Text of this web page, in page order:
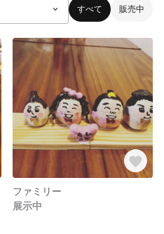
すべて 販売中
ファミリー
展示中